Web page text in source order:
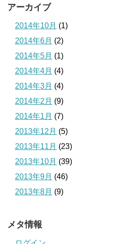
アーカイブ
2014年10月 (1)
2014年6月 (2)
2014年5月 (1)
2014年4月 (4)
2014年3月 (4)
2014年2月 (9)
2014年1月 (7)
2013年12月 (5)
2013年11月 (23)
2013年10月 (39)
2013年9月 (46)
2013年8月 (9)
メタ情報